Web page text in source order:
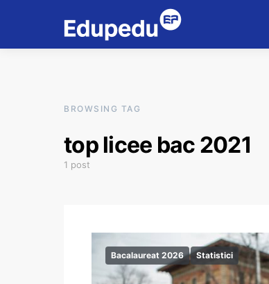
BROWSING TAG
top licee bac 2021
1 post
Bacalaureat 2026 Statistici